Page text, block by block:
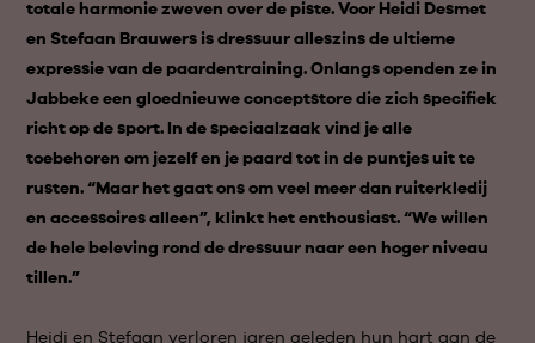
totale harmonie zweven over de piste. Voor Heidi Desmet
en Stefaan Brauwers is dressuur alleszins de ultieme
expressie van de paardentraining. Onlangs openden ze in
Jabbeke een gloednieuwe conceptstore die zich specifiek
richt op de sport. In de speciaalzaak vind je alle
toebehoren om jezelf en je paard tot in de puntjes uit te
rusten. “Maar het gaat ons om veel meer dan ruiterkledij
en accessoires alleen”, klinkt het enthousiast. “We willen
de hele beleving rond de dressuur naar een hoger niveau
tillen.”
Heidi en Stefaan verloren jaren geleden hun hart aan de